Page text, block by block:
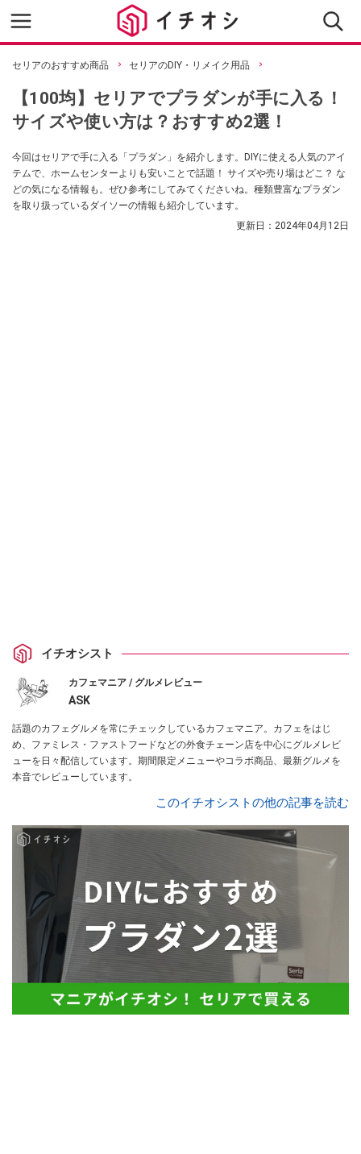
セリアのおすすめ商品 セリアのDIY・リメイク用品
【100均】セリアでプラダンが手に入る！
サイズや使い方は？おすすめ2選！
今回はセリアで手に入る「プラダン」を紹介します。DIYに使える人気のアイ
テムで、ホームセンターよりも安いことで話題！ サイズや売り場はどこ？ な
どの気になる情報も。ぜひ参考にしてみてくださいね。種類豊富なプラダン
を取り扱っているダイソーの情報も紹介しています。
更新日： 2024年04月12日
イチオシスト
カフェマニア / グルメレビュー
ASK
話題のカフェグルメを常にチェックしているカフェマニア。カフェをはじ
め、ファミレス・ファストフードなどの外食チェーン店を中心にグルメレビ
ューを日々配信しています。期間限定メニューやコラボ商品、最新グルメを
本音でレビューしています。
このイチオシストの他の記事を読む